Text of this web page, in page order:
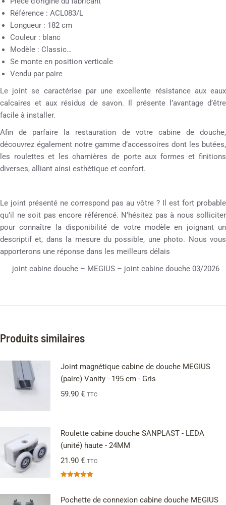
Référence : ACL083/L
Longueur : 182 cm
Couleur : blanc
Modèle : Classic…
Se monte en position verticale
Vendu par paire
Le joint se caractérise par une excellente résistance aux eaux
calcaires et aux résidus de savon. Il présente l’avantage d’être
facile à installer.
Afin de parfaire la restauration de votre cabine de douche,
découvrez également notre gamme d’accessoires dont les butées,
les roulettes et les charnières de porte aux formes et finitions
diverses, alliant ainsi esthétique et confort.
Le joint présenté ne correspond pas au vôtre ? Il est fort probable
qu’il ne soit pas encore référencé. N’hésitez pas à nous solliciter
pour connaître la disponibilité de votre modèle en joignant un
descriptif et, dans la mesure du possible, une photo. Nous vous
apporterons une réponse dans les meilleurs délais
joint cabine douche – MEGIUS – joint cabine douche 03/2026
Produits similaires
Joint magnétique cabine de douche MEGIUS
(paire) Vanity - 195 cm - Gris
59.90 € TTC
Roulette cabine douche SANPLAST - LEDA
(unité) haute - 24MM
21.90 € TTC
Pochette de connexion cabine douche MEGIUS